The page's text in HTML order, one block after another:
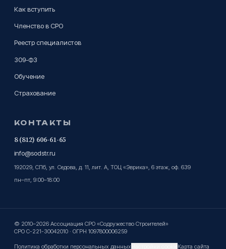
Как вступить
Членство в СРО
Реестр специалистов
309-ФЗ
Обучение
Страхование
КОНТАКТЫ
8 (812) 606-61-65
info@sodstr.ru
192029, СПб, ул. Седова, д. 11, лит. А, ТОЦ «Эврика», 6 этаж, оф. 639
пн–пт, 9:00–18:00
© 2010–2026 Ассоциация СРО «Содружество Строителей»
СРО С-221-30042010 · ОГРН 1097800006259
Политика обработки персональных данных Карта сайта